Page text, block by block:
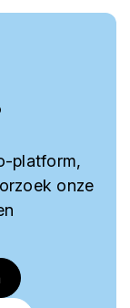
platform,
onze